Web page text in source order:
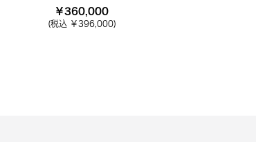
￥360,000
(税込 ￥396,000)